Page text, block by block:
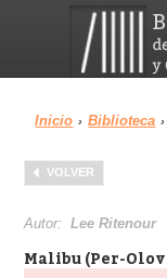
Menu
Biblioteca
Inicio › Biblioteca ›
VOLVER
Autor:Lee Ritenour
Malibu (Per-